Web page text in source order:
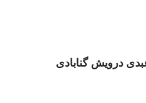
درویش گنابادی